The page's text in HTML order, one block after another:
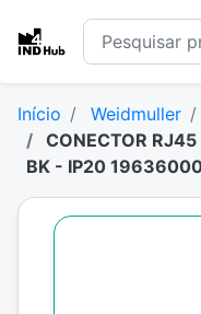
Início Weidmuller
CONECTOR
BK - IP20